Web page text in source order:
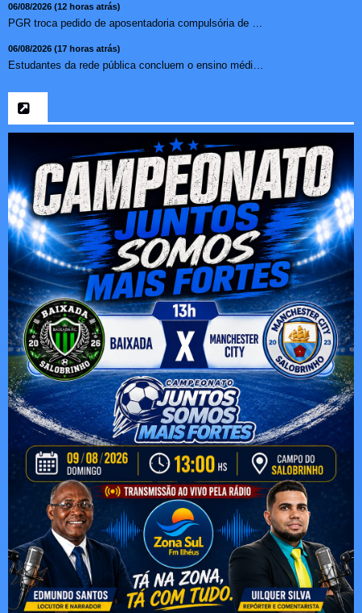
06/08/2026 (12 horas atrás)
PGR troca pedido de aposentadoria compulsória de Buzzi por...
06/08/2026 (17 horas atrás)
Estudantes da rede pública concluem o ensino médio sem do...